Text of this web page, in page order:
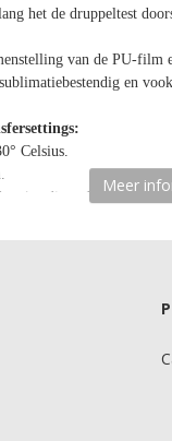
het de druppeltest
van de PU-film
en
Celsius.
(medium druk).
Meer